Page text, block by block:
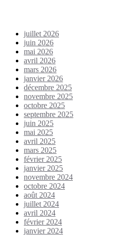
juillet 2026
juin 2026
mai 2026
avril 2026
mars 2026
janvier 2026
décembre 2025
novembre 2025
octobre 2025
septembre 2025
juin 2025
mai 2025
avril 2025
mars 2025
février 2025
janvier 2025
novembre 2024
octobre 2024
août 2024
juillet 2024
avril 2024
février 2024
janvier 2024